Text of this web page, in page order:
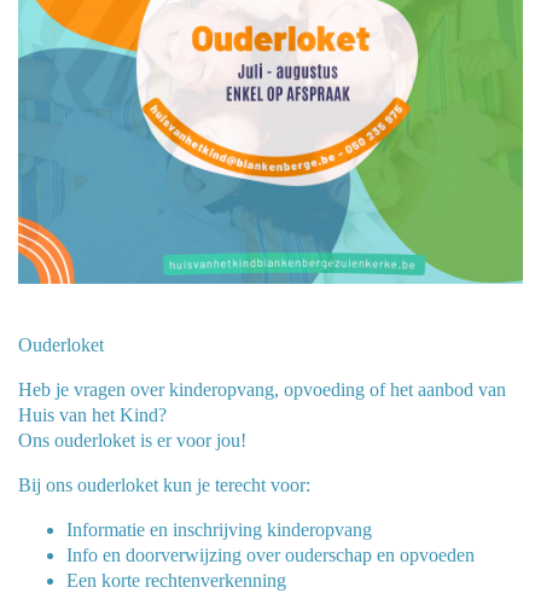
Ouderloket
Heb je vragen over kinderopvang, opvoeding of het aanbod van
Huis van het Kind?
Ons ouderloket is er voor jou!
Bij ons ouderloket kun je terecht voor:
Informatie en inschrijving kinderopvang
Info en doorverwijzing over ouderschap en opvoeden
Een korte rechtenverkenning